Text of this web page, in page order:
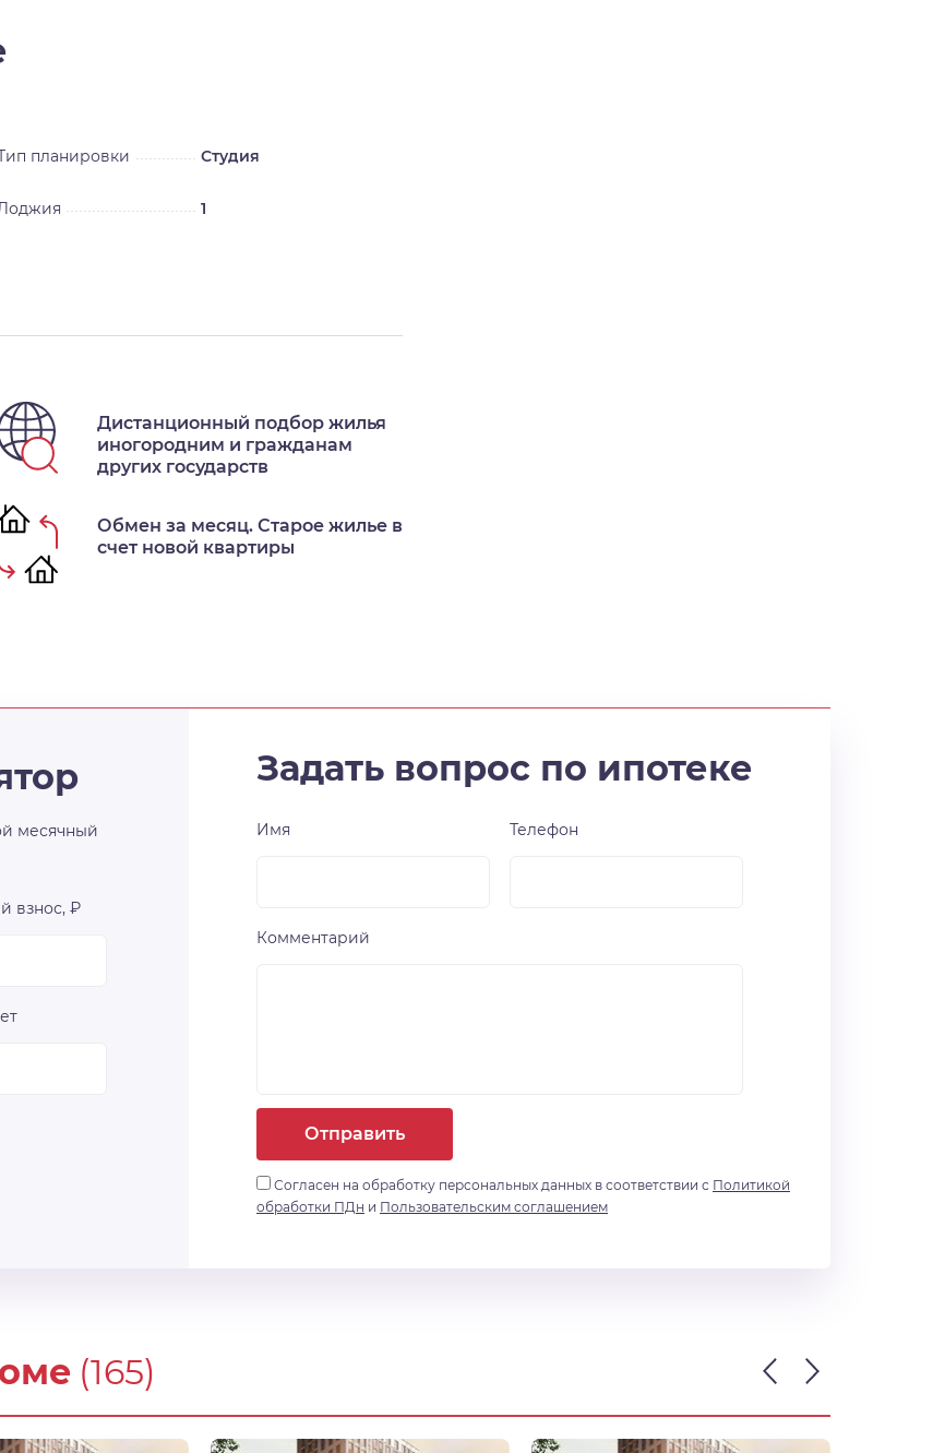
планировки Студия
1
Дистанционный подбор жилья
иногородним и гражданам
других государств
Обмен за месяц. Старое жилье в
счет новой квартиры
месячный
взнос, ₽
Задать вопрос по ипотеке
Имя Телефон
Комментарий
Отправить
Согласен на обработку персональных данных в соответствии с Политикой
обработки ПДн и Пользовательским соглашением
(165)